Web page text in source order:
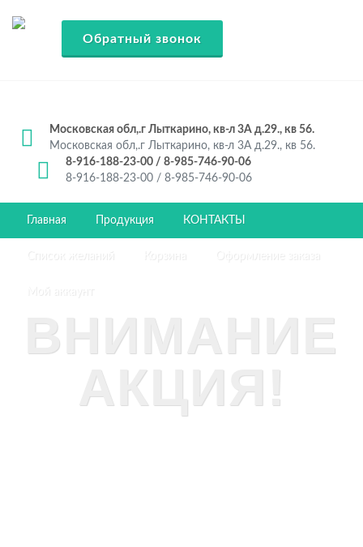
Обратный звонок
Московская обл,.г Лыткарино, кв-л 3А д.29., кв 56.
Московская обл,.г Лыткарино, кв-л 3А д.29., кв 56.
8-916-188-23-00 / 8-985-746-90-06
8-916-188-23-00 / 8-985-746-90-06
Главная Продукция КОНТАКТЫ
ВНИМАНИЕ
АКЦИЯ!